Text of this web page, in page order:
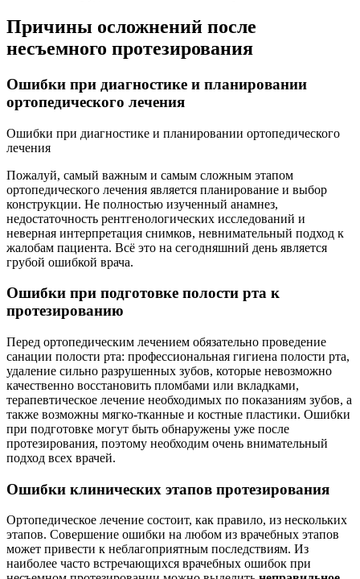
Причины осложнений после
несъемного протезирования
Ошибки при диагностике и планировании
ортопедического лечения
Ошибки при диагностике и планировании ортопедического
лечения
Пожалуй, самый важным и самым сложным этапом
ортопедического лечения является планирование и выбор
конструкции. Не полностью изученный анамнез,
недостаточность рентгенологических исследований и
неверная интерпретация снимков, невнимательный подход к
жалобам пациента. Всё это на сегодняшний день является
грубой ошибкой врача.
Ошибки при подготовке полости рта к
протезированию
Перед ортопедическим лечением обязательно проведение
санации полости рта: профессиональная гигиена полости рта,
удаление сильно разрушенных зубов, которые невозможно
качественно восстановить пломбами или вкладками,
терапевтическое лечение необходимых по показаниям зубов, а
также возможны мягко-тканные и костные пластики. Ошибки
при подготовке могут быть обнаружены уже после
протезирования, поэтому необходим очень внимательный
подход всех врачей.
Ошибки клинических этапов протезирования
Ортопедическое лечение состоит, как правило, из нескольких
этапов. Совершение ошибки на любом из врачебных этапов
может привести к неблагоприятным последствиям. Из
наиболее часто встречающихся врачебных ошибок при